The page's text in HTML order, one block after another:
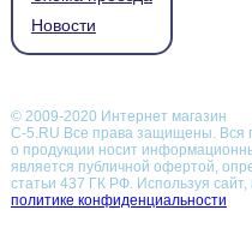
Новости
© 2009-2020 Интернет магазин
С-5.RU Все права защищены. Вся
о продукции носит
является публичной офертой,
статьи 437 ГК РФ.Используя сайт,
политике конфиденциальности